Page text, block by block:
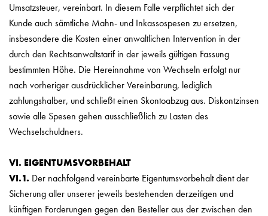
Umsatzsteuer, vereinbart. In diesem Falle verpflichtet sich der
Kunde auch sämtliche Mahn- und Inkassospesen zu ersetzen,
insbesondere die Kosten einer anwaltlichen Intervention in der
durch den Rechtsanwaltstarif in der jeweils gültigen Fassung
bestimmten Höhe. Die Hereinnahme von Wechseln erfolgt nur
nach vorheriger ausdrücklicher Vereinbarung, lediglich
zahlungshalber, und schließt einen Skontoabzug aus. Diskontzinsen
sowie alle Spesen gehen ausschließlich zu Lasten des
Wechselschuldners.
VI. EIGENTUMSVORBEHALT
VI.1. Der nachfolgend vereinbarte Eigentumsvorbehalt dient der
Sicherung aller unserer jeweils bestehenden derzeitigen und
künftigen Forderungen gegen den Besteller aus der zwischen den